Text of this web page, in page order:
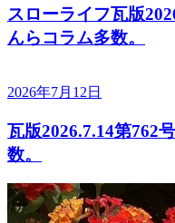
スローライフ瓦版
んらコラム多数。
2026年7月12日
瓦版2026.7.14第762
数。